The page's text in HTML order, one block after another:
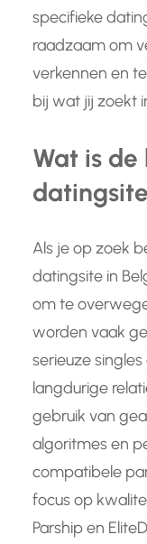
specifieke
raadzaam om
verkennen en
bij wat jij zoekt
Wat is de
Als je op zoek
datingsite in
om te
worden vaak
serieuze
langdurige
gebruik van
algoritmes en
compatibele
focus op
Parship en